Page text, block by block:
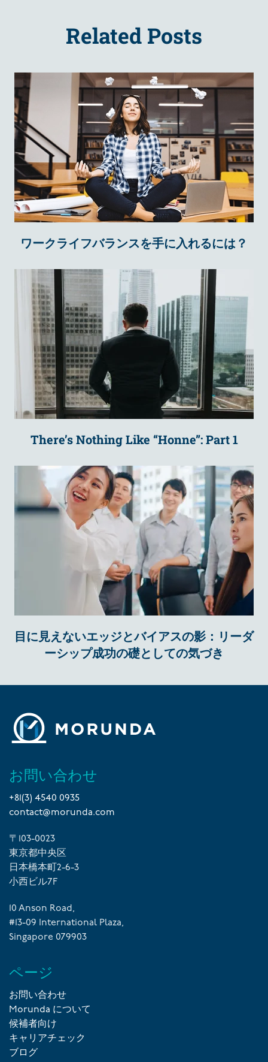
Related Posts
ワークライフバランスを手に入れるには？
There’s Nothing Like “Honne”: Part 1
目に見えないエッジとバイアスの影：リーダ
ーシップ成功の礎としての気づき
お問い合わせ
+81(3) 4540 0935
contact@morunda.com
〒103-0023
東京都中央区
日本橋本町2-6-3
小西ビル7F
10 Anson Road,
#13-09 International Plaza,
Singapore 079903
ページ
お問い合わせ
Morunda について
候補者向け
キャリアチェック
ブログ